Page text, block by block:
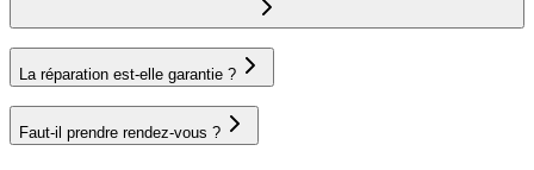
La réparation est-elle garantie ?
Faut-il prendre rendez-vous ?